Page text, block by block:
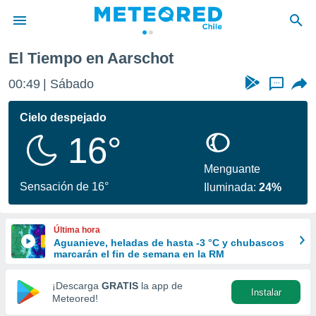
de
por
se
calidad.
a este
las
y
forma
digital
basada
El Tiempo en Aarschot
00:49 Sábado ...
Cielo despejado
16°
Sensación de 16°
Menguante
Iluminada:24%
Última hora
Aguanieve, heladas de hasta -3 °C y chubascos
marcarán el fin de semana en la RM
¡Descarga GRATIS la app de
Meteored!
Instalar